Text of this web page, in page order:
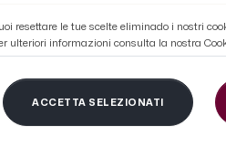
la
resettare le tue scelte eliminado i nostri
ulteriori informazioni consulta la nostra
ACCETTA SELEZIONATI